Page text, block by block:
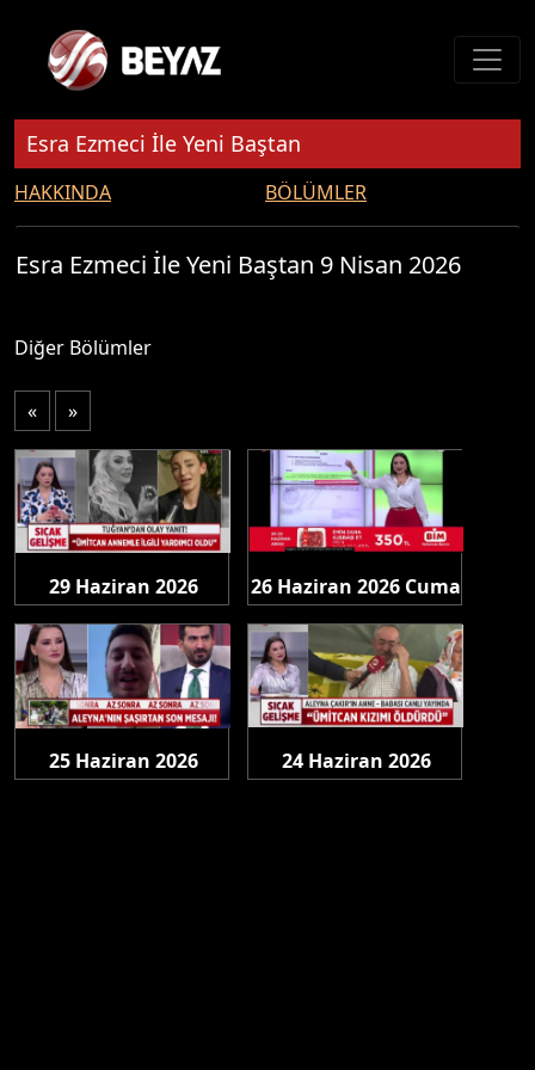
Esra Ezmeci İle Yeni Baştan
HAKKINDA BÖLÜMLER
Esra Ezmeci İle Yeni Baştan 9 Nisan 2026
Diğer Bölümler
« »
29 Haziran 2026
26 Haziran 2026 Cuma
25 Haziran 2026
24 Haziran 2026